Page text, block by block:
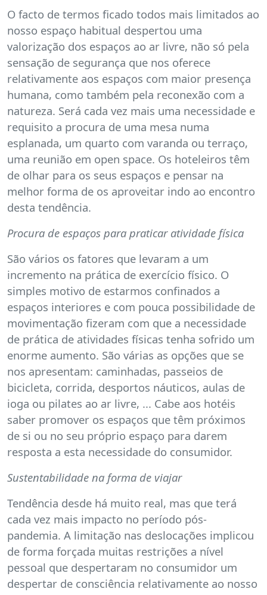
O facto de termos ficado todos mais limitados ao
nosso espaço habitual despertou uma
valorização dos espaços ao ar livre, não só pela
sensação de segurança que nos oferece
relativamente aos espaços com maior presença
humana, como também pela reconexão com a
natureza. Será cada vez mais uma necessidade e
requisito a procura de uma mesa numa
esplanada, um quarto com varanda ou terraço,
uma reunião em open space. Os hoteleiros têm
de olhar para os seus espaços e pensar na
melhor forma de os aproveitar indo ao encontro
desta tendência.
Procura de espaços para praticar atividade física
São vários os fatores que levaram a um
incremento na prática de exercício físico. O
simples motivo de estarmos confinados a
espaços interiores e com pouca possibilidade de
movimentação fizeram com que a necessidade
de prática de atividades físicas tenha sofrido um
enorme aumento. São várias as opções que se
nos apresentam: caminhadas, passeios de
bicicleta, corrida, desportos náuticos, aulas de
ioga ou pilates ao ar livre, ... Cabe aos hotéis
saber promover os espaços que têm próximos
de si ou no seu próprio espaço para darem
resposta a esta necessidade do consumidor.
Sustentabilidade na forma de viajar
Tendência desde há muito real, mas que terá
cada vez mais impacto no período pós-
pandemia. A limitação nas deslocações implicou
de forma forçada muitas restrições a nível
pessoal que despertaram no consumidor um
despertar de consciência relativamente ao nosso